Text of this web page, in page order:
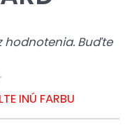
hodnotenia. Buďte
INÚ FARBU